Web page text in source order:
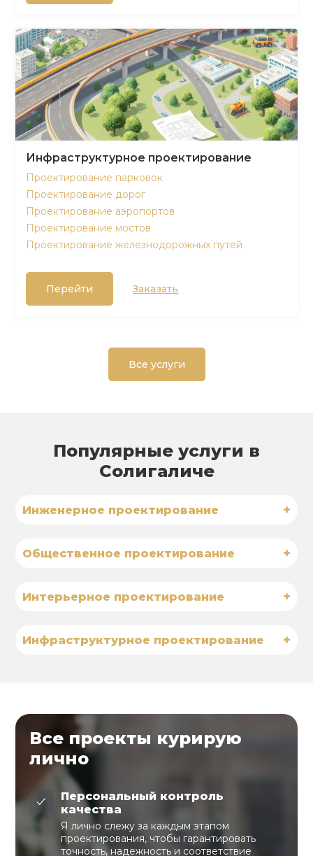
Инфраструктурное проектирование
Проектирование парковок
Проектирование дорог
Проектирование аэропортов
Проектирование мостов
Проектирование железнодорожных путей
Перейти Заказать
Все услуги
Популярные услуги в
Солигаличе
Инженерное проектирование +
Общественное проектирование +
Интерьерное проектирование +
Инфраструктурное проектирование +
Все проекты курирую
лично
Персональный контроль
качества
Я лично слежу за каждым этапом
проектирования, чтобы гарантировать
точность, надежность и соответствие